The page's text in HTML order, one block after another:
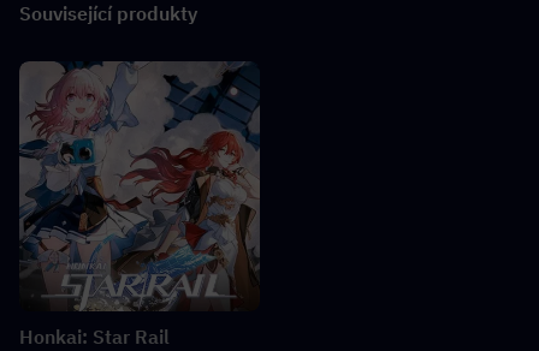
Související produkty
Honkai: Star Rail